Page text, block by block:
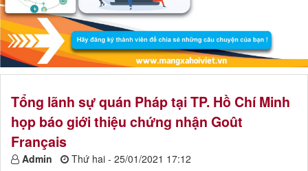
Tổng lãnh sự quán Pháp tại TP. Hồ Chí Minh
họp báo giới thiệu chứng nhận Goût
Français
Admin Thứ hai - 25/01/2021 17:12